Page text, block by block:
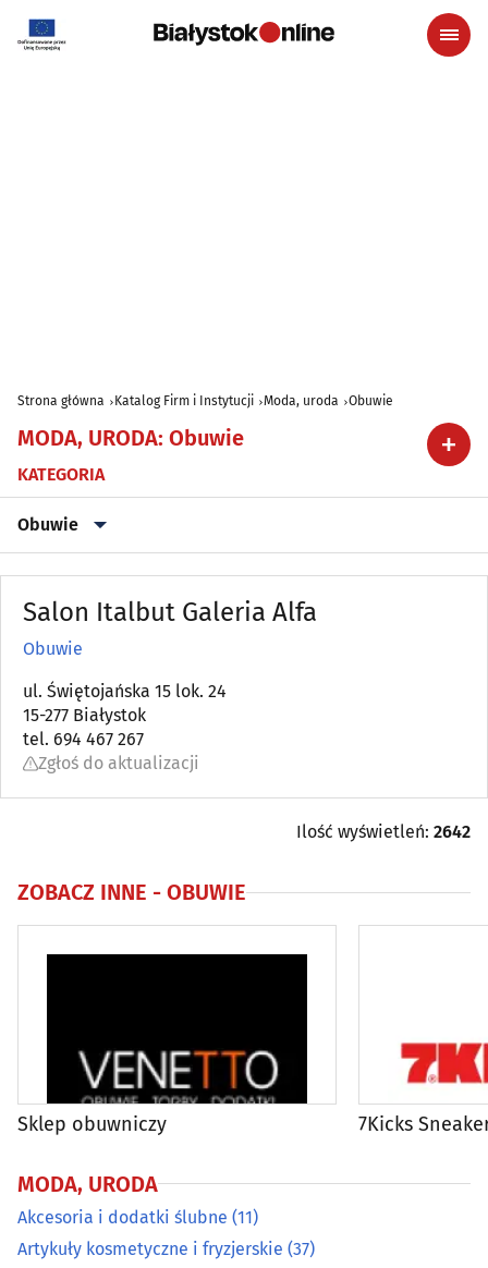
Strona główna Katalog Firm i Instytucji Moda, uroda Obuwie
MODA, URODA: Obuwie
KATEGORIA
Obuwie
Akcesoria i dodatki ślubne(11)
Artykuły kosmetyczne i fryzjerskie
Bielizna(18)
Biżuteria i wyroby jubilerskie
Drogerie, perfumerie(14)
Odnowa biologiczna(31)
Odzież ciążowa(2)
Odzież dziecięca(18)
Odzież dżinsowa(9)
Salon Italbut Galeria Alfa
Obuwie
ul. Świętojańska 15 lok. 24
15-277 Białystok
tel. 694 467 267
Zgłoś do aktualizacji
Ilość wyświetleń: 2642
ZOBACZ INNE - OBUWIE
Sklep obuwniczy 7Kicks
MODA, URODA
Akcesoria i dodatki ślubne (11)
Artykuły kosmetyczne i fryzjerskie (37)